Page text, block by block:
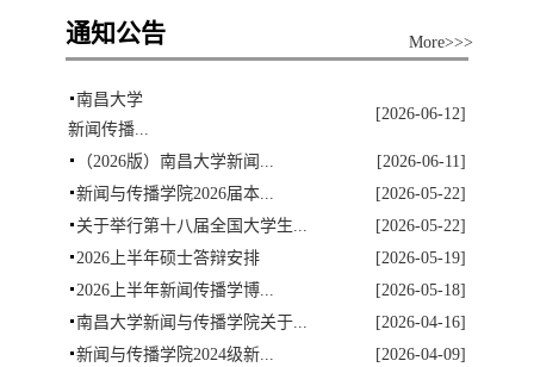
通知公告 More>>>
南昌大学
新闻传播...
[2026-06-12]
（2026版）南昌大学新闻...
[2026-06-11]
新闻与传播学院2026届本...
[2026-05-22]
关于举行第十八届全国大学生...
[2026-05-22]
2026上半年硕士答辩安排
[2026-05-19]
2026上半年新闻传播学博...
[2026-05-18]
南昌大学新闻与传播学院关于...
[2026-04-16]
新闻与传播学院2024级新...
[2026-04-09]